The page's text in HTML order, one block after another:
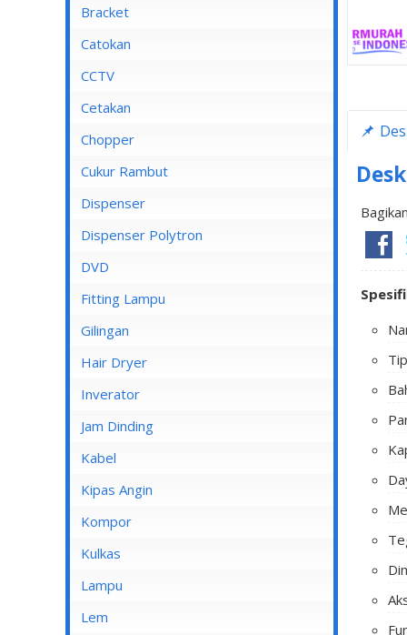
Blender Cosmos
Blender Kirin
Blender Maspion
Blender Miyako
MCB
MCB 1 Pole
MCB 2 Pole
MCB 3 Pole
MCB 4 Pole
Bracket
Catokan
CCTV
DVR
Cetakan
Chopper
Cukur Rambut
Dispenser
Dispenser Cosmos
Dispenser Miyako
Dispenser Sanken
Dispenser Polytron
DVD
Fitting Lampu
Gilingan
Hair Dryer
Inverator
Jam Dinding
Kabel
Inbow/Outbow T Dus
Kabel Aksesoris
Kabel Antena
Kabel BC
Kipas Angin
Kipas Angin Berdiri
Kipas Angin Dinding
Kipas Angin Duduk
Kipas Angin Gantung
Kompor
Kompor Rinnai
Kulkas
LG
POLYTRON
Lampu
Fitting Lampu
Lem